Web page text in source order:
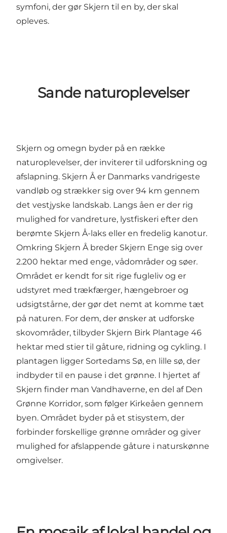
symfoni, der gør Skjern til en by, der skal
opleves.
Sande naturoplevelser
Skjern og omegn byder på en række
naturoplevelser, der inviterer til udforskning og
afslapning. Skjern Åer Danmarks vandrigeste
vandløb og strækker sig over 94 km gennem
det vestjyske landskab. Langs åen er der rig
mulighed for vandreture, lystfiskeri efter den
berømte Skjern Å-laks eller en fredelig kanotur.
Omkring Skjern Å breder Skjern Enge sig over
2.200 hektar med enge, vådområder og søer.
Området er kendt for sit rige fugleliv og er
udstyret med trækfærger, hængebroer og
udsigtstårne, der gør det nemt at komme tæt
på naturen. For dem, der ønsker at udforske
skovområder, tilbyder Skjern Birk Plantage 46
hektar med stier til gåture, ridning og cykling. I
plantagen ligger Sortedams Sø, en lille sø, der
indbyder til en pause i det grønne. I hjertet af
Skjern finder man Vandhaverne, en del af Den
Grønne Korridor, som følger Kirkeåen gennem
byen. Området byder på et stisystem, der
forbinder forskellige grønne områder og giver
mulighed for afslappende gåture i naturskønne
omgivelser.